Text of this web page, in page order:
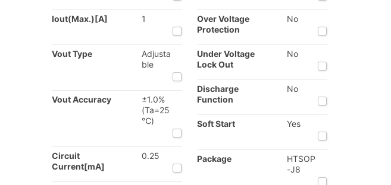
Iout(Max.)[A] 1
Vout Type
Adjusta
ble
Vout Accuracy
±1.0%
(Ta=25
℃)
Circuit
Current[mA]
0.25
Over Voltage
Protection
No
Under Voltage
Lock Out
No
Discharge
Function
No
Soft Start Yes
Package
HTSOP
-J8